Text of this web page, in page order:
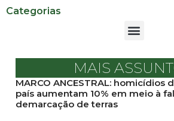
Categorias
MAIS
MARCO ANCESTRAL: homicídios
país aumentam 10% em meio à
demarcação de terras